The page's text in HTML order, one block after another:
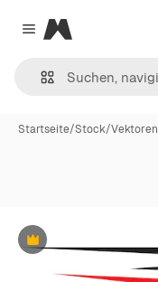
Close menu
Magnific
Startseite/Stock/Vektoren
Premium